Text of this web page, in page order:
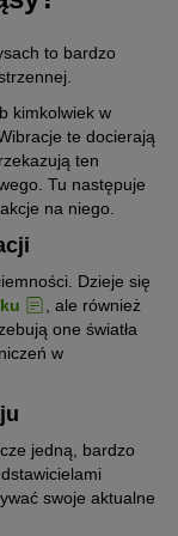
się one
cykl życia.
to bardzo
kimkolwiek w
te docierają
ten
Tu następuje
na niego.
Dzieje się
, ale również
one światła
w
jedną, bardzo
swoje aktualne